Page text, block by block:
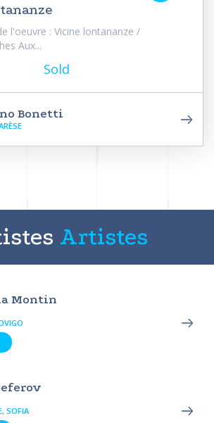
l'oeuvre : Vicine lontananze /
Aux...
Sold
Bonetti
Artistes
Montin
SOFIA